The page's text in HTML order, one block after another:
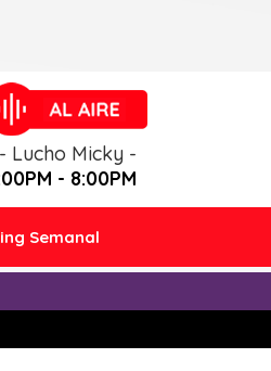
Lucho Micky -
- 8:00PM
Semanal